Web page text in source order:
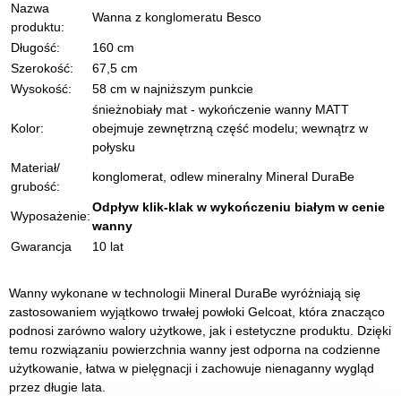
Nazwa
produktu:
Wanna z konglomeratu Besco
Długość:
160 cm
Szerokość:
67,5 cm
Wysokość:
58 cm w najniższym punkcie
Kolor:
śnieżnobiały mat - wykończenie wanny MATT
obejmuje zewnętrzną część modelu; wewnątrz w
połysku
Materiał/
grubość:
konglomerat, odlew mineralny Mineral DuraBe
Wyposażenie:
Odpływ klik-klak w wykończeniu białym w cenie
wanny
Gwarancja
10 lat
Wanny wykonane w technologii Mineral DuraBe wyróżniają się
zastosowaniem wyjątkowo trwałej powłoki Gelcoat, która znacząco
podnosi zarówno walory użytkowe, jak i estetyczne produktu. Dzięki
temu rozwiązaniu powierzchnia wanny jest odporna na codzienne
użytkowanie, łatwa w pielęgnacji i zachowuje nienaganny wygląd
przez długie lata.